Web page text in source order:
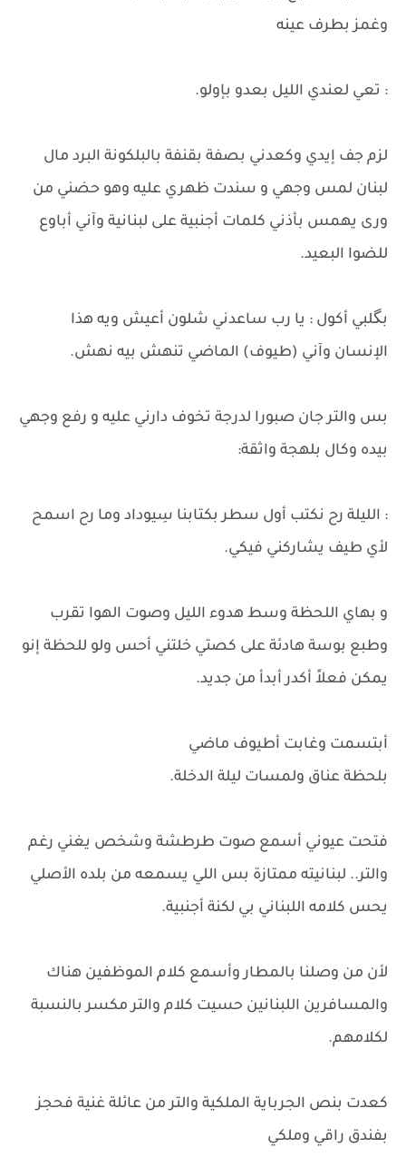
وغمز بطرف عينه
: تعي لعندي الليل بعدو بإولو.
لزم جف إيدي وكعدني بصفة بقنفة بالبلكونة البرد مال
لبنان لمس وجهي و سندت ظهري عليه وهو حضني من
ورى يهمس بأذني كلمات أجنبية على لبنانية وآني أباوع
للضوا البعيد.
بگلبي أكول : يا رب ساعدني شلون أعيش ويه هذا
الإنسان وآني (طيوف) الماضي تنهش بيه نهش.
​بس والتر جان صبورا لدرجة تخوف دارني عليه و رفع وجهي
بيده وكال بلهجة واثقة:
: الليلة رح نكتب أول سطر بكتابنا سِيوداد وما رح اسمح
لأي طيف يشاركني فيكي.
و بهاي اللحظة وسط هدوء الليل وصوت الهوا تقرب
وطبع بوسة هادئة على كصتي خلتني أحس ولو للحظة إنو
يمكن فعلاً أكدر أبدأ من جديد.
أبتسمت وغابت أطيوف ماضي
بلحظة عناق ولمسات ليلة الدخلة.
فتحت عيوني أسمع صوت طرطشة وشخص يغني رغم
والتر.. لبنانيته ممتازة بس اللي يسمعه من بلده الأصلي
يحس كلامه اللبناني بي لكنة أجنبية.
لأن من وصلنا بالمطار وأسمع كلام الموظفين هناك
والمسافرين اللبنانين حسيت كلام والتر مكسر بالنسبة
لكلامهم.
كعدت بنص الجرباية الملكية والتر من عائلة غنية فحجز
بفندق راقي وملكي